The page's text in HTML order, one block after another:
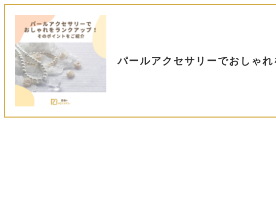
パールアクセサリーでおしゃ